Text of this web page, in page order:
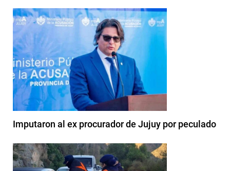
Imputaron al ex procurador de Jujuy por peculado